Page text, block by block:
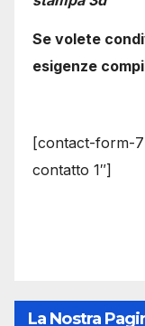
Se volete
esigenze
[contact-form-7
contatto 1″]
La Nostra